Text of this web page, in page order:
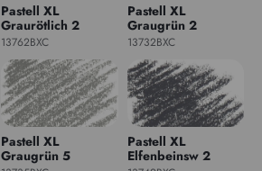
Pastell XL
Graurötlich 2
13762BXC
Pastell XL
Graugrün 2
13732BXC
Pastell XL
Graugrün 5
Pastell XL
Elfenbeinsw 2